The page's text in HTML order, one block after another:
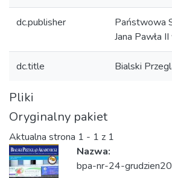
dc.publisher
Państwowa
Jana Pawła
dc.title Bialski
Pliki
Oryginalny pakiet
Aktualna strona 1 - 1 z 1
Nazwa:
bpa-nr-24-